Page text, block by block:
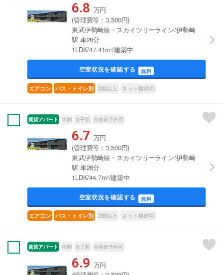
6.8 万円
(管理費等：3,500円)
東武伊勢崎線・スカイツリーライン/伊勢崎
駅 車28分
1LDK/47.41m²/建築中
空室状況を確認する 無料
エアコン バス・トイレ別 2階以上 ネット接続可
賃貸アパート 学割 女子割 合格前予約可
6.7 万円
(管理費等：3,500円)
東武伊勢崎線・スカイツリーライン/伊勢崎
駅 車28分
1LDK/44.7m²/建築中
空室状況を確認する 無料
エアコン バス・トイレ別 2階以上 ネット接続可
賃貸アパート 学割 女子割 合格前予約可
6.9 万円